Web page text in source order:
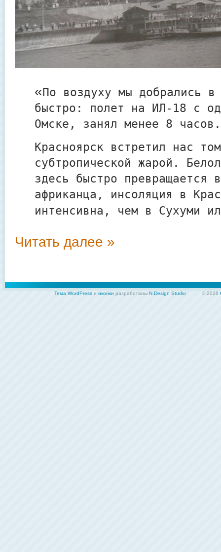
«По воздуху мы добрались в
быстро: полет на ИЛ-18 с
Омске, занял менее 8 часов.
Красноярск встретил нас
субтропической жарой.
здесь быстро превращается
африканца, инсоляция в
интенсивна, чем в Сухуми
Читать далее »
Тема WordPress и иконки разработаны N.Design Studio © 2026